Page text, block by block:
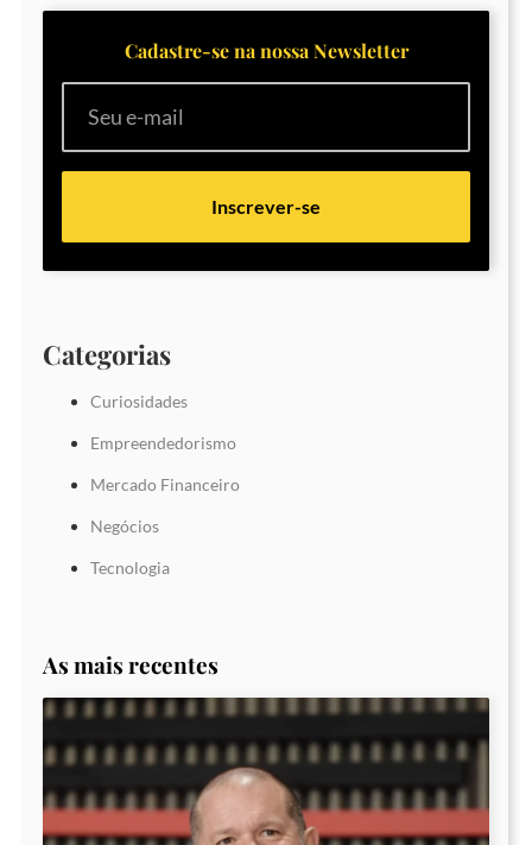
Cadastre-se na nossa Newsletter
Inscrever-se
Categorias
Curiosidades
Empreendedorismo
Mercado Financeiro
Negócios
Tecnologia
As mais recentes